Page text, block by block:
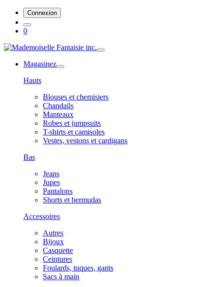
Connexion
0
Magasinez
Hauts
Blouses et chemisiers
Chandails
Manteaux
Robes et jumpsuits
T-shirts et camisoles
Vestes, vestons et cardigans
Bas
Jeans
Jupes
Pantalons
Shorts et bermudas
Accessoires
Autres
Bijoux
Casquette
Ceintures
Foulards, tuques, gants
Sacs à main